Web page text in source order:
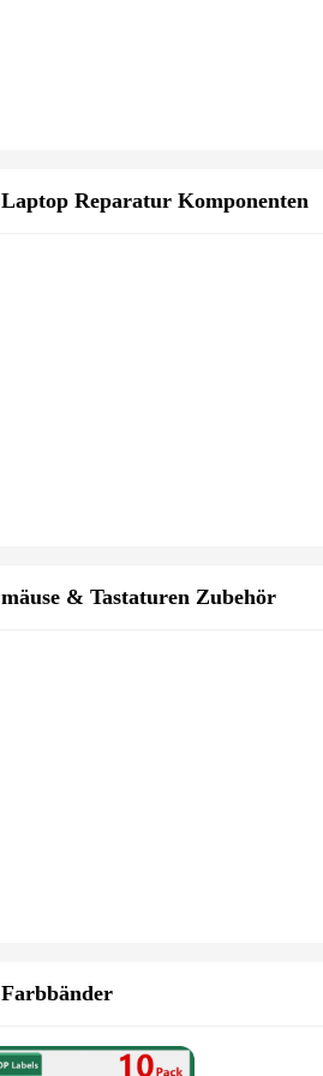
Laptop Reparatur Komponenten
mäuse & Tastaturen Zubehör
Farbbänder